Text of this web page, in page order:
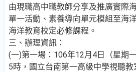
由現職高中職教師分享及推廣實際
單一活動、素養導向單元模組至海
海洋教育校定必修課程。
三、辦理資訊：
(一)第一場：106年12月4日（星期
5時，國立台南第一高級中學視聽教